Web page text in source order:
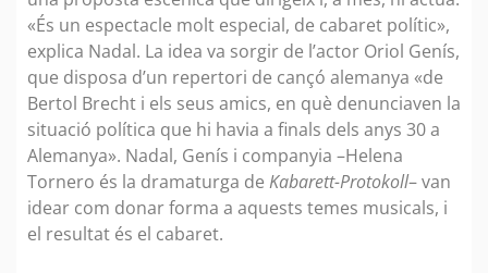
«És un espectacle molt especial, de cabaret polític»,
explica Nadal. La idea va sorgir de l’actor Oriol Genís,
que disposa d’un repertori de cançó alemanya «de
Bertol Brecht i els seus amics, en què denunciaven la
situació política que hi havia a finals dels anys 30 a
Alemanya». Nadal, Genís i companyia –Helena
Tornero és la dramaturga de Kabarett-Protokoll– van
idear com donar forma a aquests temes musicals, i
el resultat és el cabaret.